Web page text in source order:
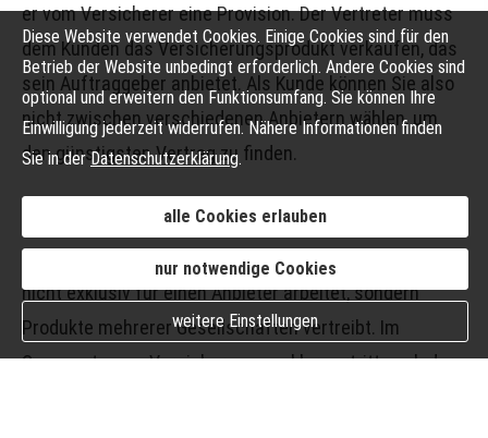
er vom Versicherer eine Provision. Der Vertreter muss
dem Kunden das Versicherungsprodukt verkaufen, das
sein Auftraggeber anbietet. Als Kunde können Sie also
nicht zwischen verschiedenen Anbietern wählen, um
den günstigsten Vertrag zu finden.
Mehrfachagent im Auftrag verschiedener Versicherer:
Ein Mehrfachagent ist ein Versicherungsvertreter, der
nicht exklusiv für einen Anbieter arbeitet, sondern
Produkte mehrerer Gesellschaften vertreibt. Im
Gegensatz zum Ver­sicherungs­makler vertritt auch der
Diese Website verwendet Cookies. Einige Cookies sind für den
Betrieb der Website unbedingt erforderlich. Andere Cookies sind
optional und erweitern den Funktionsumfang. Sie können Ihre
Einwilligung jederzeit widerrufen. Nähere Informationen finden
Sie in derDatenschutzerklärung.
alle Cookies erlauben
nur notwendige Cookies
weitere Einstellungen